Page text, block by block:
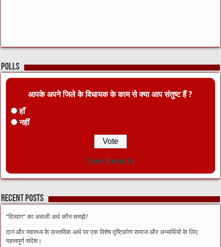
Polls
आपके अपने जिले के विधायक के काम से क्या आप संतुष्ट हैं ?
हाँ
नहीं
View Results
Recent Posts
“दिव्यांग” का असली अर्थ कौन समझे?
दान और स्वास्थ्य के वास्तविक अर्थ पर एक विशेष दृष्टिकोण समाज और अभ्यर्थियों के लिए
महत्वपूर्ण संदेश।